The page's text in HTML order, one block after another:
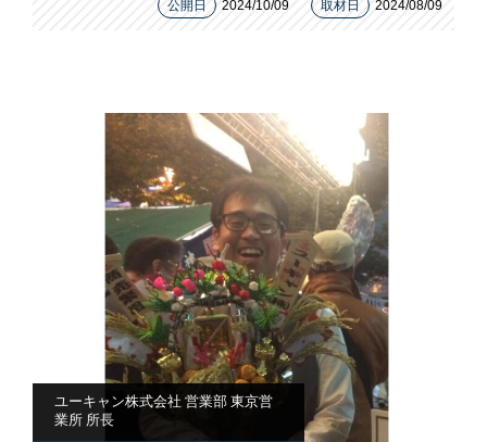
公開日 2024/10/09 取材日 2024/08/09
ユーキャン株式会社 営業部 東京営
業所 所長